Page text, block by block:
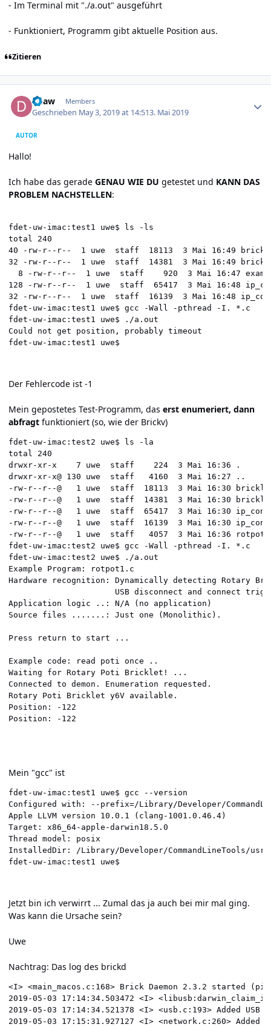
- Im Terminal mit "./a.out" ausgeführt
- Funktioniert, Programm gibt aktuelle Position aus.
Zitieren
duaw Members
Geschrieben May 3, 2019 at 14:513. Mai 2019
AUTOR
Hallo!
Ich habe das gerade GENAU WIE DU getestet und KANN DAS
PROBLEM NACHSTELLEN:
fdet-uw-imac:test1 uwe$ ls -ls
total 240
40 -rw-r--r--  1 uwe  staff  18113  3 Mai 16:49
32 -rw-r--r--  1 uwe  staff  14381  3 Mai 16:49
8 -rw-r--r--  1 uwe  staff    920  3 Mai 16:47
128 -rw-r--r--  1 uwe  staff  65417  3 Mai 16:48
32 -rw-r--r--  1 uwe  staff  16139  3 Mai 16:48
fdet-uw-imac:test1 uwe$ gcc -Wall -pthread -I. *.c
fdet-uw-imac:test1 uwe$ ./a.out
Could not get position, probably timeout
Der Fehlercode ist -1
Mein gepostetes Test-Programm, das erst enumeriert, dann
abfragt funktioniert (so, wie der Brickv)
fdet-uw-imac:test2 uwe$ ls -la
total 240
drwxr-xr-x    7 uwe  staff    224  3 Mai 16:36 .
drwxr-xr-x@ 130 uwe  staff   4160  3 Mai 16:27 ..
-rw-r--r--@   1 uwe  staff  18113  3 Mai 16:30
-rw-r--r--@   1 uwe  staff  14381  3 Mai 16:30
-rw-r--r--@   1 uwe  staff  65417  3 Mai 16:30
-rw-r--r--@   1 uwe  staff  16139  3 Mai 16:30
-rw-r--r--@   1 uwe  staff   4057  3 Mai 16:36
fdet-uw-imac:test2 uwe$ gcc -Wall -pthread -I. *.c
fdet-uw-imac:test2 uwe$ ./a.out
Example Program: rotpot1.c
Hardware recognition: Dynamically detecting Rotary
USB disconnect and connect triggers
Application logic ..: N/A (no application)
Source files .......: Just one (Monolithic).
Press return to start ...
Example code: read poti once ..
Waiting for Rotary Poti Bricklet! ...
Connected to demon. Enumeration requested.
Rotary Poti Bricklet y6V available.
Position: -122
Position: -122
Mein "gcc" ist
fdet-uw-imac:test1 uwe$ gcc --version
Configured with: --prefix=/Library/Developer/
Apple LLVM version 10.0.1 (clang-1001.0.46.4)
Target: x86_64-apple-darwin18.5.0
Thread model: posix
InstalledDir: /Library/Developer/CommandLineTools/
Jetzt bin ich verwirrt ... Zumal das ja auch bei mir mal ging.
Was kann die Ursache sein?
Uwe
Nachtrag: Das log des brickd
<I> <main_macos.c:168> Brick Daemon 2.3.2 started
2019-05-03 17:14:34.503472 <I>
2019-05-03 17:14:34.521378 <I> <usb.c:193> Added
2019-05-03 17:15:31.927127 <I> <network.c:260>